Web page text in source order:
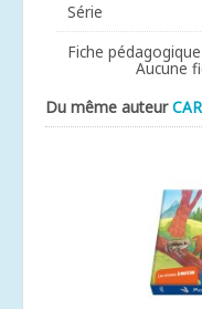
Série
Fiche pédagogique
Aucune
Du même auteur